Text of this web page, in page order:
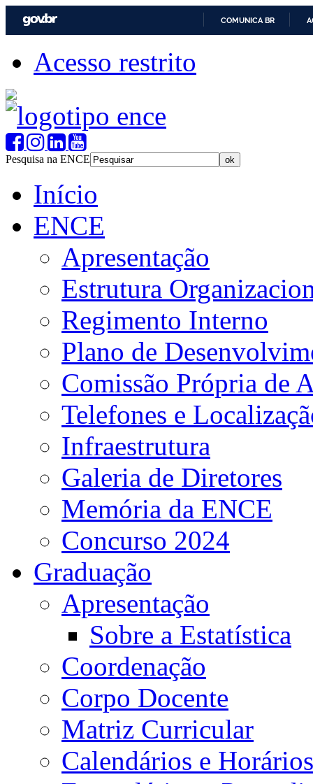
COMUNICA BR
Acesso restrito
Pesquisa na ENCE
Início
ENCE
Apresentação
Estrutura
Regimento Interno
Plano de
Comissão Própria de
Telefones e
Infraestrutura
Galeria de Diretores
Memória da ENCE
Concurso 2024
Graduação
Apresentação
Sobre a Estatística
Coordenação
Corpo Docente
Matriz Curricular
Calendários e Horários